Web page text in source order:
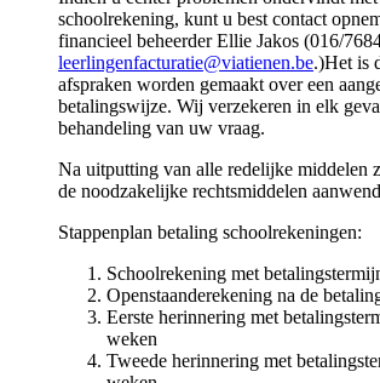
schoolrekening, kunt u best contact
financieel beheerder Ellie Jakos (016/
leerlingenfacturatie@viatienen.be.)Het is
afspraken worden gemaakt over een
betalingswijze. Wij verzekeren in elk
behandeling van uw vraag.
Na uitputting van alle redelijke middelen
de noodzakelijke rechtsmiddelen
Stappenplan betaling schoolrekeningen:
Schoolrekening met
Openstaanderekening na de
Eerste herinnering met
weken
Tweede herinnering met